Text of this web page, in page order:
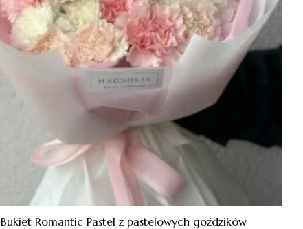
Bukiet Romantic Pastel z pastelowych goździków